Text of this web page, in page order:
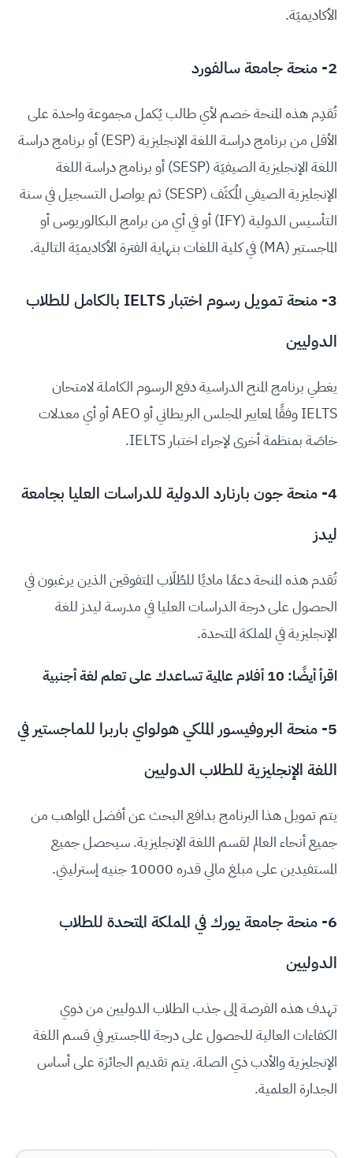
الأكاديميَة.
2- منحة جامعة سالفورد
تُقدِم هذه المنحة خصم لأي طالب يُكمل مجموعة واحدة على
الأقل من برنامج دراسة اللغة الإنجليزية (ESP) أو برنامج دراسة
اللغة الإنجليزية الصيفيَة (SESP) أو برنامج دراسة اللغة
الإنجليزية الصيفي المُكثَف (SESP) ثم يواصل التسجيل في سنة
التأسيس الدولية (IFY) أو في أي من برامج البكالوريوس أو
الماجستير (MA) في كلية اللغات بنهاية الفترة الأكاديميَة التالية.
3- منحة تمويل رسوم اختبار IELTS بالكامل للطلاب
الدوليين
يغطي برنامج المنح الدراسية دفع الرسوم الكاملة لامتحان
IELTS وفقًا لمعايير المجلس البريطاني أو AEO أو أي معدلات
خاصَة بمنظمة أخرى لإجراء اختبار IELTS.
4- منحة جون بارنارد الدولية للدراسات العليا بجامعة
ليدز
تُقدم هذه المنحة دعمًا ماديًا للطُلَاب المتفوقين الذين يرغبون في
الحصول على درجة الدراسات العليا في مدرسة ليدز للغة
الإنجليزية في المملكة المتحدة.
اقرأ أيضًا: 10 أفلام عالمية تساعدك على تعلم لغة أجنبية
5- منحة البروفيسور الملكي هولواي باربرا للماجستير في
اللغة الإنجليزية للطلاب الدوليين
يتم تمويل هذا البرنامج بدافع البحث عن أفضل المواهب من
جميع أنحاء العالم لقسم اللغة الإنجليزية. سيحصل جميع
المستفيدين على مبلغ مالي قدره 10000 جنيه إسترليني.
6- منحة جامعة يورك في المملكة المتحدة للطلاب
الدوليين
تهدف هذه الفرصة إلى جذب الطلاب الدوليين من ذوي
الكفاءات العالية للحصول على درجة الماجستير في قسم اللغة
الإنجليزية والأدب ذي الصلة. يتم تقديم الجائزة على أساس
الجدارة العلمية.